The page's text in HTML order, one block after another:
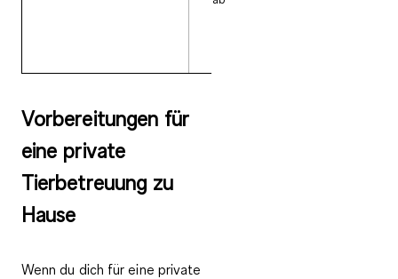
Vorbereitungen für
eine private
Tierbetreuung zu
Hause
Wenn du dich für eine private